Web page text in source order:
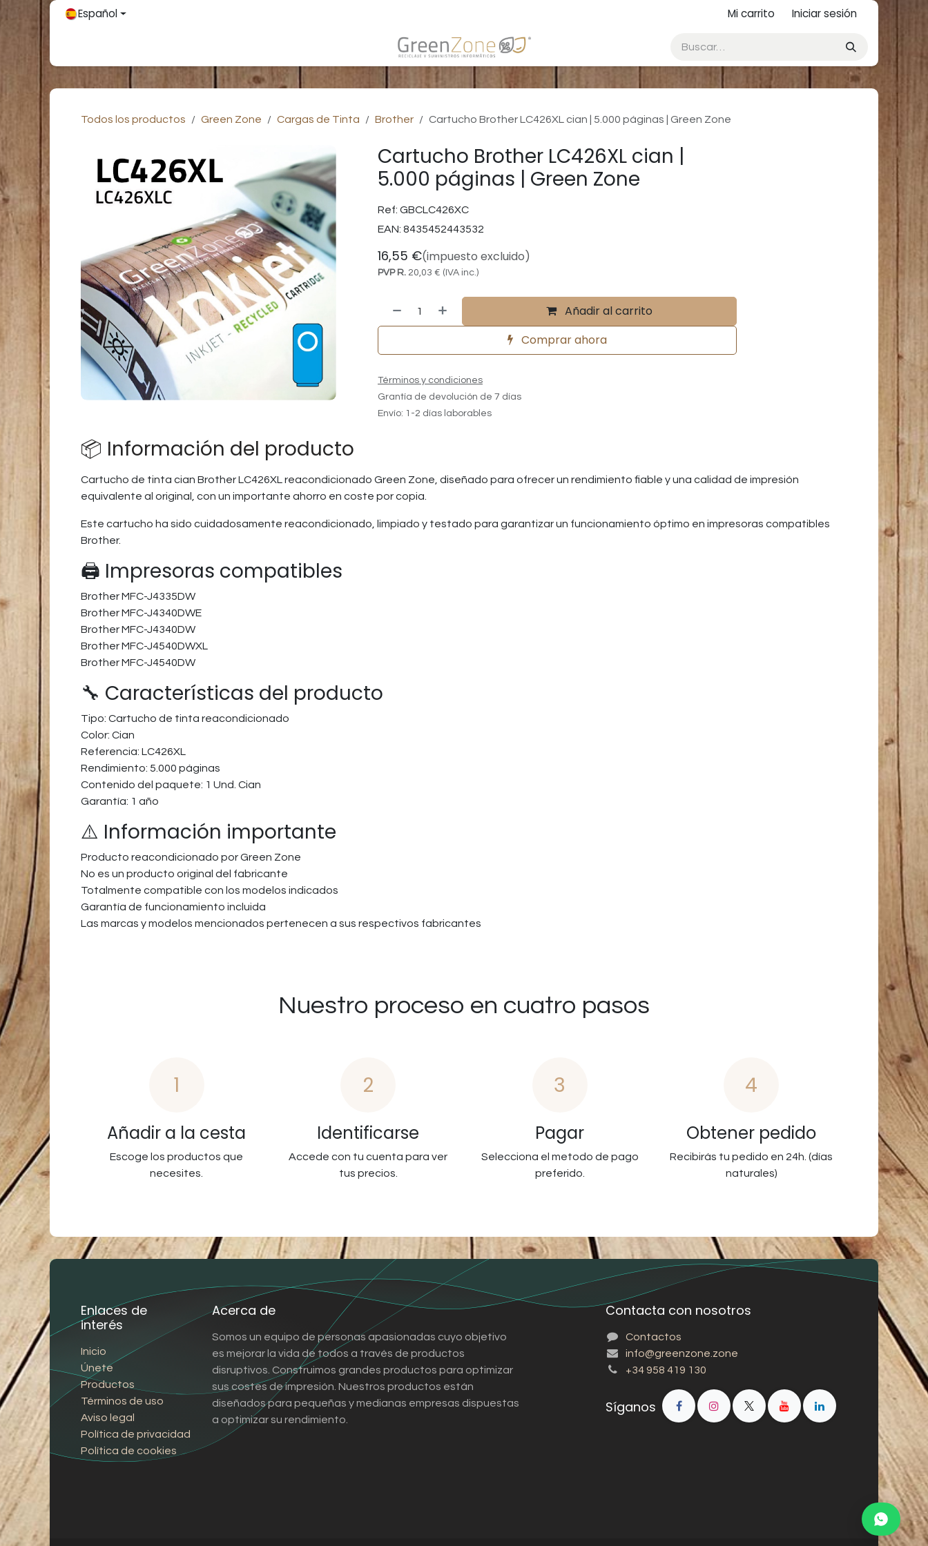
Ir al contenidoEspañol Mi carrito Iniciar sesión
Todos los productos Green Zone Cargas de Tinta Brother Cartucho Brother LC426XL cian | 5.000 páginas | Green Zone
Cartucho Brother LC426XL cian |
5.000 páginas | Green Zone
Ref: GBCLC426XC
EAN: 8435452443532
16,55 €(impuesto excluido)
PVP R. 20,03 € (IVA inc.)
Añadir al carrito
Comprar ahora
Términos y condiciones
Grantía de devolución de 7 días
Envío: 1-2 días laborables
📦 Información del producto
Cartucho de tinta cian Brother LC426XL reacondicionado Green Zone, diseñado para ofrecer un rendimiento fiable y una calidad de impresión
equivalente al original, con un importante ahorro en coste por copia.
Este cartucho ha sido cuidadosamente reacondicionado, limpiado y testado para garantizar un funcionamiento óptimo en impresoras compatibles
Brother.
🖨️ Impresoras compatibles
Brother MFC-J4335DW​
Brother MFC-J4340DWE​
Brother MFC-J4340DW​
Brother MFC-J4540DWXL
Brother MFC-J4540DW​
🔧 Características del producto
Tipo: Cartucho de tinta reacondicionado
Color: Cian
Referencia: LC426XL
Rendimiento: 5.000 páginas
Contenido del paquete: 1 Und. Cian
Garantía: 1 año
⚠️ Información importante
Producto reacondicionado por Green Zone
No es un producto original del fabricante
Totalmente compatible con los modelos indicados
Garantía de funcionamiento incluida
Las marcas y modelos mencionados pertenecen a sus respectivos fabricantes
Nuestro proceso en cuatro pasos
1
Añadir a la cesta
Escoge los productos que
necesites.
2
Identificarse
Accede con tu cuenta para ver
tus precios.
3
Pagar
Selecciona el metodo de pago
preferido.
4
Obtener pedido
Recibirás tu pedido en 24h. (días
naturales)
Enlaces de
interés
Inicio
Únete
Productos
Términos de uso
Aviso legal
Política de privacidad
Política de cookies
Acerca de
Somos un equipo de personas apasionadas cuyo objetivo
es mejorar la vida de todos a través de productos
disruptivos. Construimos grandes productos para optimizar
sus costes de impresión. Nuestros productos están
diseñados para pequeñas y medianas empresas dispuestas
a optimizar su rendimiento.
Contacta con nosotros
Contactos
info@greenzone.zone
+34 958 419 130
Síganos